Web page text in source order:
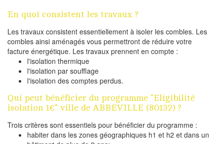
En quoi consistent les travaux ?
Les travaux consistent essentiellement à isoler les combles. Les
combles ainsi aménagés vous permettront de réduire votre
facture énergétique. Les travaux prennent en compte :
l'isolation thermique
l'isolation par soufflage
l'isolation des comptes perdus.
Qui peut bénéficier du programme "Eligibilité
isolation 1€" ville de ABBEVILLE (80132) ?
Trois critères sont essentiels pour bénéficier du programme :
habiter dans les zones géographiques h1 et h2 et dans un